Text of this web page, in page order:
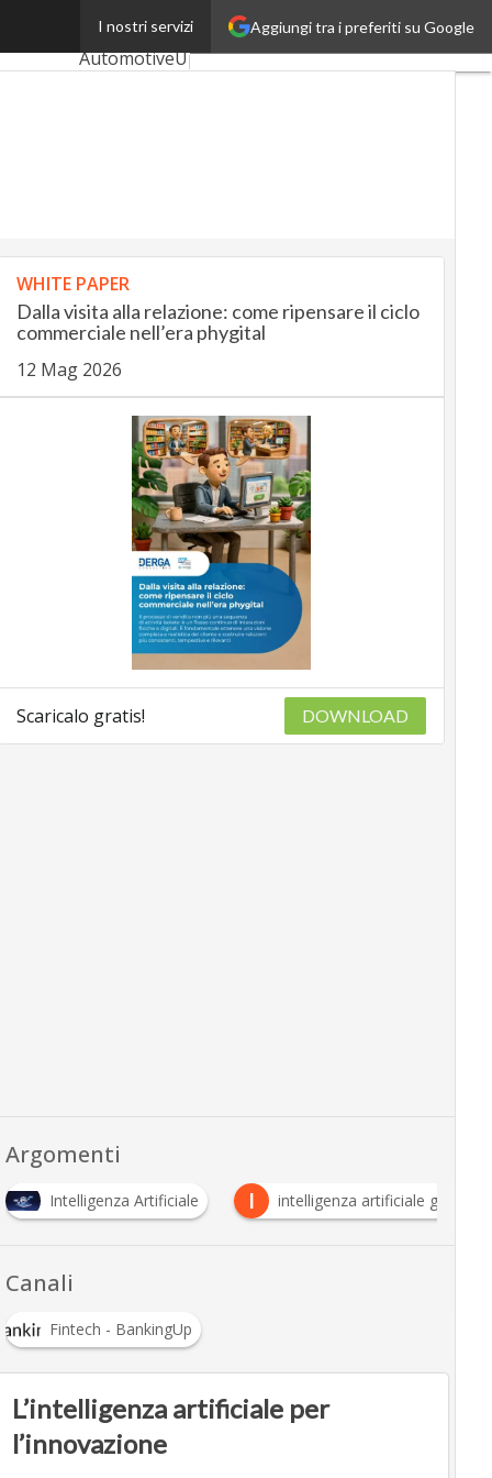
Aggiungi tra i preferiti su Google
I nostri servizi
Ultimi articoli
AutomotiveUp
SmartMobilityUp
Proptech
WHITE PAPER
Dalla visita alla relazione: come ripensare il ciclo
commerciale nell’era phygital
12 Mag 2026
Scaricalo gratis! DOWNLOAD
Argomenti
Intelligenza Artificiale I intelligenza artificiale
Canali
Fintech - BankingUp
L’intelligenza artificiale per
l’innovazione